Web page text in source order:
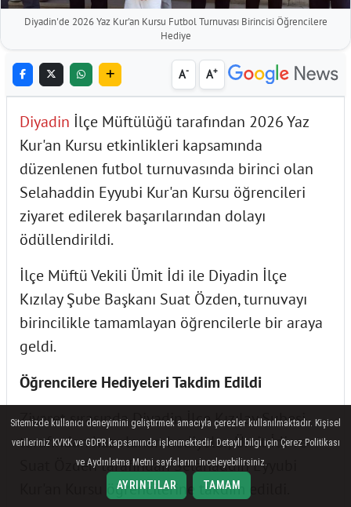
Diyadin'de 2026 Yaz Kur'an Kursu Futbol Turnuvası Birincisi Öğrencilere
Hediye
A- A+
Diyadin İlçe Müftülüğü tarafından 2026 Yaz
Kur'an Kursu etkinlikleri kapsamında
düzenlenen futbol turnuvasında birinci olan
Selahaddin Eyyubi Kur'an Kursu öğrencileri
ziyaret edilerek başarılarından dolayı
ödüllendirildi.
İlçe Müftü Vekili Ümit İdi ile Diyadin İlçe
Kızılay Şube Başkanı Suat Özden, turnuvayı
birincilikle tamamlayan öğrencilerle bir araya
geldi.
Öğrencilere Hediyeleri Takdim Edildi
Ziyaret sırasında Diyadin İlçe Kızılay Şubesi
tarafından hazırlanan hediyeler, Ümit İdi ve
Suat Özden tarafından Selahaddin Eyyubi
Kur'an Kursu öğrencilerine takdim edildi.
Sitemizde kullanıcı deneyimini geliştirmek amacıyla çerezler kullanılmaktadır. Kişisel
verileriniz KVKK ve GDPR kapsamında işlenmektedir. Detaylı bilgi için Çerez Politikası
ve Aydınlatma Metni sayfalarını inceleyebilirsiniz.
AYRINTILAR TAMAM